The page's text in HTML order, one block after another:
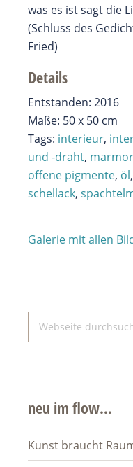
was es ist sagt die
(Schluss des
Fried)
Details
Entstanden: 2016
Maße: 50 x 50 cm
Tags: interieur,
und -draht,
offene pigmente, öl,
schellack,
Galerie mit allen
Seitenspalte
Webseite
durchsuchen
neu im flow…
Kunst braucht